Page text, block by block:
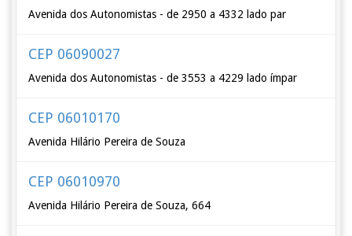
Avenida dos Autonomistas - de 2950 a 4332 lado par
CEP 06090027
Avenida dos Autonomistas - de 3553 a 4229 lado ímpar
CEP 06010170
Avenida Hilário Pereira de Souza
CEP 06010970
Avenida Hilário Pereira de Souza, 664